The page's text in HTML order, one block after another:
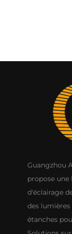
Guangzhou
propose
d'éclairage
des
étanches